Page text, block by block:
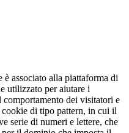
associato alla piattaforma di
utilizzato per aiutare i
dei visitatori e
di tipo pattern, in cui il
serie di numeri e lettere, che